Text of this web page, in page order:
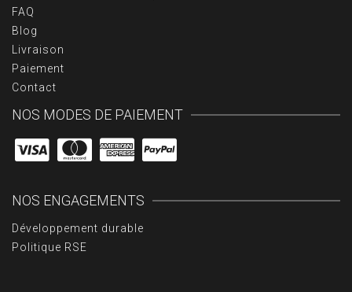
FAQ
Blog
Livraison
Paiement
Contact
NOS MODES DE PAIEMENT
NOS ENGAGEMENTS
Développement durable
Politique RSE